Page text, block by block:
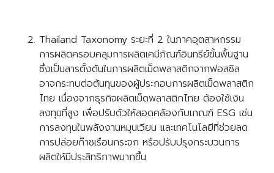
Thailand Taxonomy ระยะที่ 2 ในภาคอุตสาหกรรม
การผลิตครอบคลุมการผลิตเคมีภัณฑ์อินทรีย์ขั้นพื้นฐาน
ซึ่งเป็นสารตั้งต้นในการผลิตเม็ดพลาสติกจากฟอสซิล
อาจกระทบต่อต้นทุนของผู้ประกอบการผลิตเม็ดพลาสติก
ไทย เนื่องจากธุรกิจผลิตเม็ดพลาสติกไทย ต้องใช้เงิน
ลงทุนที่สูง เพื่อปรับตัวให้สอดคล้องกับเกณฑ์ ESG เช่น
การลงทุนในพลังงานหมุนเวียน และเทคโนโลยีที่ช่วยลด
การปล่อยก๊าซเรือนกระจก หรือปรับปรุงกระบวนการ
ผลิตให้มีประสิทธิภาพมากขึ้น